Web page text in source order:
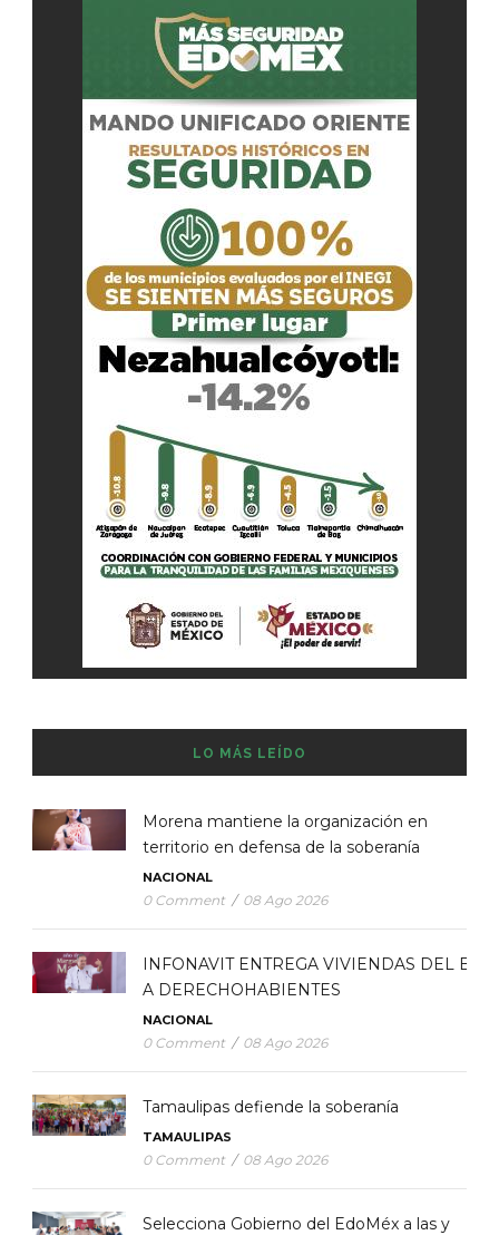
LO MÁS LEÍDO
Morena mantiene la organización en
territorio en defensa de la soberanía
NACIONAL
0 Comment / 08 Ago 2026
INFONAVIT ENTREGA VIVIENDAS DEL
A DERECHOHABIENTES
NACIONAL
0 Comment / 08 Ago 2026
Tamaulipas defiende la soberanía
TAMAULIPAS
0 Comment / 08 Ago 2026
Selecciona Gobierno del EdoMéx a las y